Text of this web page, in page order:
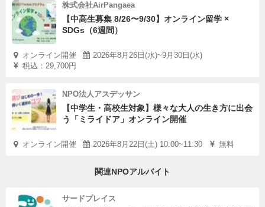
株式会社AirPangaea
【中高生募集 8/26〜9/30】オンライン留学 ×
SDGs（6週間）
オンライン開催
2026年8月26日(水)~9月30日(水)
税込：29,700円
NPO法人アスデッサン
【中学生・高校生対象】様々な大人の生き方に出会
う「ミライドア」オンライン開催
オンライン開催 2026年8月22日(土) 10:00~11:30 無料
関連NPOアルバイト
サードプレイス